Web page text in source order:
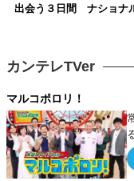
出会う３日間 ナショナ
カンテレTVer
マルコポロリ！